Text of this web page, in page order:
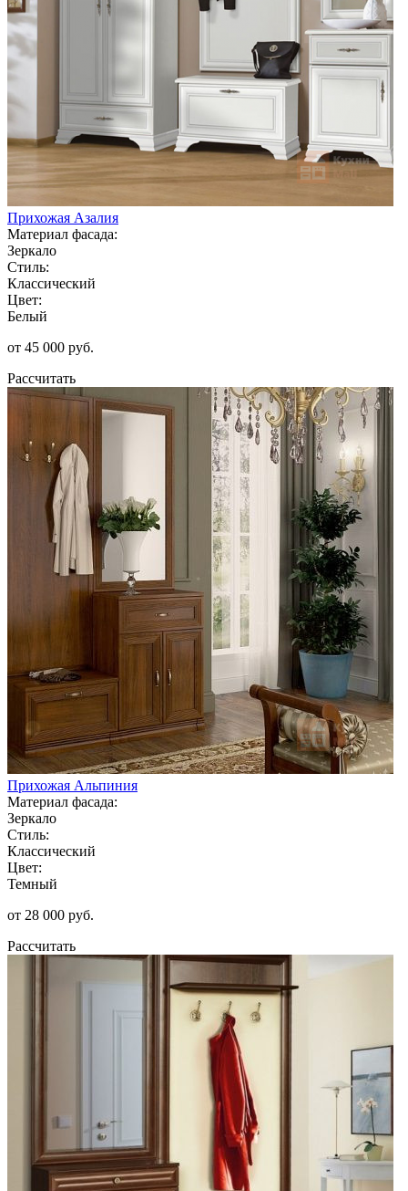
Прихожая Азалия
Материал фасада:
Зеркало
Стиль:
Классический
Цвет:
Белый
от 45 000 руб.
Рассчитать
Прихожая Альпиния
Материал фасада:
Зеркало
Стиль:
Классический
Цвет:
Темный
от 28 000 руб.
Рассчитать